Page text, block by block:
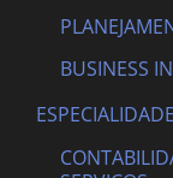
BUSINESS